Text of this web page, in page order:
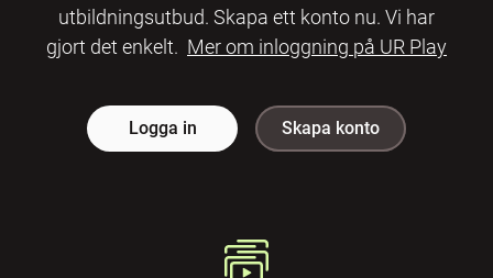
utbildningsutbud. Skapa ett konto nu. Vi har
gjort det enkelt. Mer om inloggning på UR Play
Logga in Skapa konto